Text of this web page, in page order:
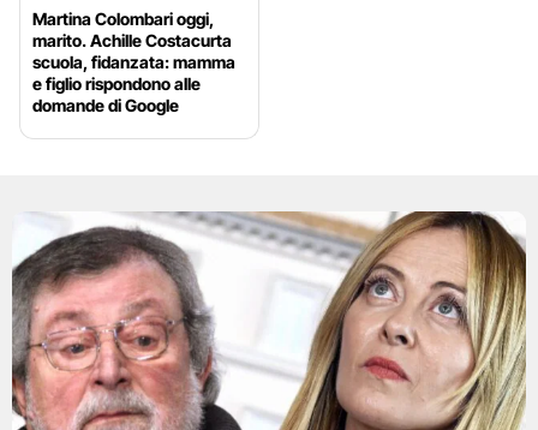
Martina Colombari oggi,
marito. Achille Costacurta
scuola, fidanzata: mamma
e figlio rispondono alle
domande di Google